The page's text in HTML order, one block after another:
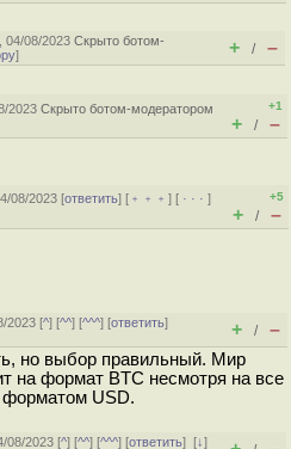
04/08/2023Скрыто ботом-
] + / –
2023Скрыто ботом-модератором
+1
+ / –
08/2023 [ответить] [ ﹢﹢﹢] [ · · ·]
+5
+ / –
2023 [^] [^^] [^^^] [ответить]
+ / –
но выбор правильный. Мир
на формат BTC несмотря на все
форматом USD.
08/2023 [^] [^^] [^^^] [ответить][↓]